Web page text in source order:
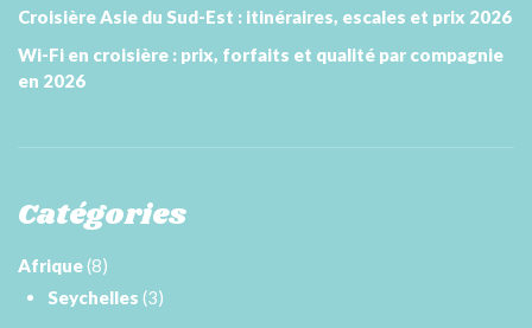
Croisière Asie du Sud-Est : itinéraires, escales et prix 2026
Wi-Fi en croisière : prix, forfaits et qualité par compagnie
en 2026
Catégories
Afrique(8)
Seychelles (3)